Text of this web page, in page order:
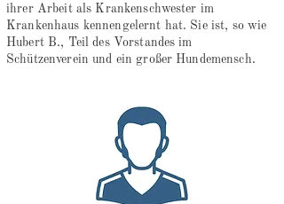
ihrer Arbeit als Krankenschwester im
Krankenhaus kennengelernt hat. Sie ist, so wie
Hubert B., Teil des Vorstandes im
Schützenverein und ein großer Hundemensch.